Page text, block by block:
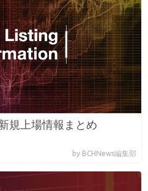
規上場情報まとめ
by BCHNews編集部